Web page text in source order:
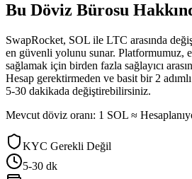
Bu Döviz Bürosu
SwapRocket, SOL ile LTC arasında
en güvenli yolunu sunar. Platformumuz,
sağlamak için birden fazla sağlayıcı
Hesap gerektirmeden ve basit bir 2
5-30 dakikada değiştirebilirsiniz.
Mevcut döviz oranı: 1 SOL ≈
KYC Gerekli Değil
5-30 dk